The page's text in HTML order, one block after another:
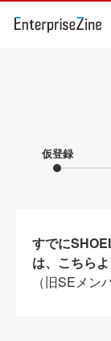
仮登録
すでに
は、こちらよ
（旧SEメン